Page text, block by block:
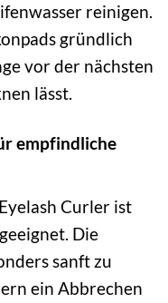
reinigen.
gründlich
vor der nächsten
lässt.
empfindliche
Curler ist
Die
sanft zu
ein Abbrechen